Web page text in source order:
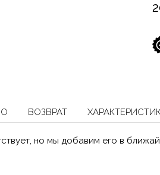
ВОЗВРАТ
но мы добавим его в